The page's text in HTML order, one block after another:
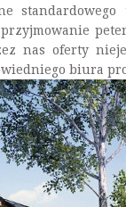
nas oferty
biura